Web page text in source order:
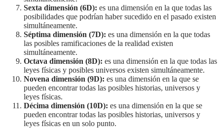
Sexta dimensión (6D): es una dimensión en la que todas las
posibilidades que podrían haber sucedido en el pasado existen
simultáneamente.
Séptima dimensión (7D): es una dimensión en la que todas
las posibles ramificaciones de la realidad existen
simultáneamente.
Octava dimensión (8D): es una dimensión en la que todas las
leyes físicas y posibles universos existen simultáneamente.
Novena dimensión (9D): es una dimensión en la que se
pueden encontrar todas las posibles historias, universos y
leyes físicas.
Décima dimensión (10D): es una dimensión en la que se
pueden encontrar todas las posibles historias, universos y
leyes físicas en un solo punto.